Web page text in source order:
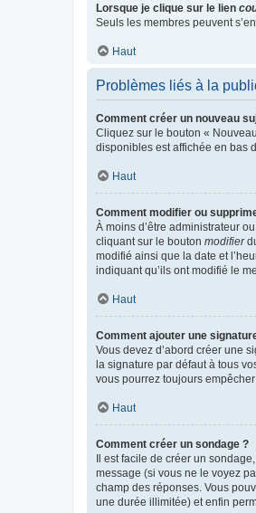
Lorsque je clique sur le lien
Seuls les membres peuvent
Haut
Problèmes liés à la
Comment créer un nouveau
Cliquez sur le bouton «
disponibles est affichée en bas
Haut
Comment modifier ou
À moins d’être administrateur
cliquant sur le bouton modifier
modifié ainsi que la date et
indiquant qu’ils ont modifié le
Haut
Comment ajouter une
Vous devez d’abord créer une
la signature par défaut à tous
vous pourrez toujours
Haut
Comment créer un sondage ?
Il est facile de créer un
message (si vous ne le voyez
champ des réponses. Vous
une durée illimitée) et enfin